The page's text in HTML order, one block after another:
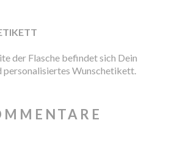
der Flasche befindet sich Dein
personalisiertes Wunschetikett.